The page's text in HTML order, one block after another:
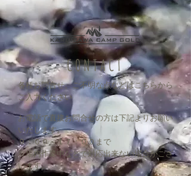
CONTACT
各種お問合せ、ご不明な点などはこちらから
ご入力ください
お電話で直接お問合せの方は下記よりお願い
いたします。
９：００～１７：００まで
※場内作業中などで対応出来ない場合がござ
います。